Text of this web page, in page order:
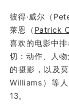
彼得·威尔（
莱恩（ Patrick
喜欢的电影中
切：动作、人
的摄影，以及
Williams）等
13。